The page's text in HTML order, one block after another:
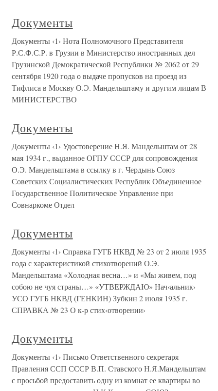
Документы
Документы ‹1› Нота Полномочного Представителя
Р.С.Ф.С.Р. в Грузии в Министерство иностранных дел
Грузинской Демократической Республики № 2062 от 29
сентября 1920 года о выдаче пропусков на проезд из
Тифлиса в Москву О.Э. Мандельштаму и другим лицам В
МИНИСТЕРСТВО
Документы
Документы ‹1› Удостоверение Н.Я. Мандельштам от 28
мая 1934 г., выданное ОГПУ СССР для сопровождения
О.Э. Мандельштама в ссылку в г. Чердынь Союз
Советских Социалистических Республик Объединенное
Государственное Политическое Управление при
Совнаркоме Отдел
Документы
Документы ‹1› Справка ГУГБ НКВД № 23 от 2 июля 1935
года с характеристикой стихотворений О.Э.
Мандельштама «Холодная весна…» и «Мы живем, под
собою не чуя страны…» «УТВЕРЖДАЮ» Нач‹альник›
УСО ГУГБ НКВД (ГЕНКИН) Зубкин 2 июля 1935 г.
СПРАВКА № 23 О к-р стих‹отворении›
Документы
Документы ‹1› Письмо Ответственного секретаря
Правления ССП СССР В.П. Ставского Н.Я.Мандельштам
с просьбой предоставить одну из комнат ее квартиры во